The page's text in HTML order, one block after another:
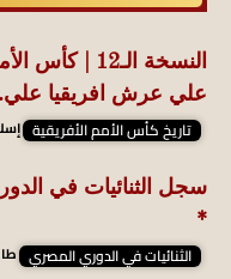
علي عرش افريقيا
تاريخ كأس الأمم الأفريقية
*
الثنائيات في الدوري المصري